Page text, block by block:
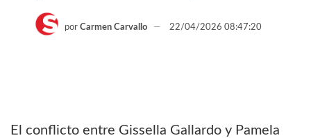
por Carmen Carvallo 22/04/2026 08:47:20
El conflicto entre Gissella Gallardo y Pamela